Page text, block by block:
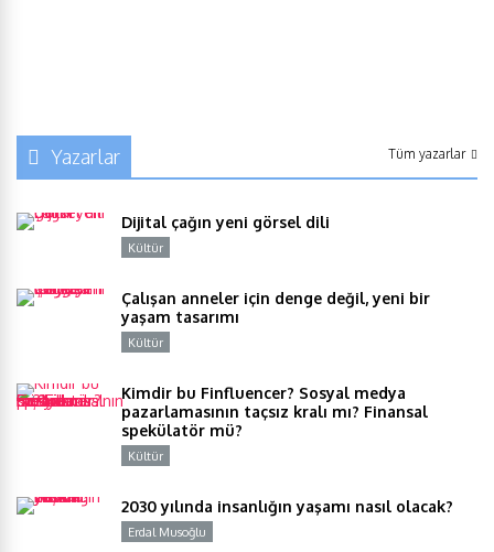
Yazarlar Tüm yazarlar
Dijital çağın yeni görsel dili
Kültür
Çalışan anneler için denge değil, yeni bir
yaşam tasarımı
Kültür
Kimdir bu Finfluencer? Sosyal medya
pazarlamasının taçsız kralı mı? Finansal
spekülatör mü?
Kültür
2030 yılında insanlığın yaşamı nasıl olacak?
Erdal Musoğlu